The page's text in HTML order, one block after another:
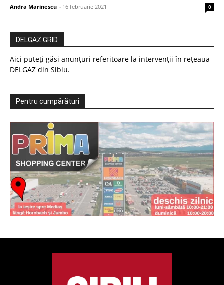
Andra Marinescu - 16 februarie 2021 0
DELGAZ GRID
Aici puteți găsi anunțuri referitoare la intervenții în rețeaua
DELGAZ din Sibiu.
Pentru cumpărături